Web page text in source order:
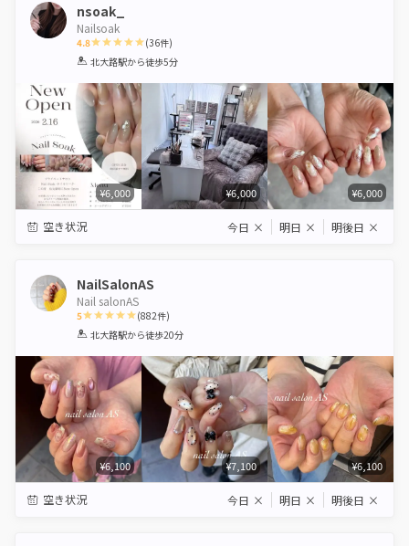
nsoak_
Nailsoak
4.8
1 2 3 4 5
(36件)
北大路駅から徒歩5分
¥6,000 ¥6,000 ¥6,000
空き状況 今日 × 明日 × 明後日 ×
NailSalonAS
Nail salonAS
5
1 2 3 4 5
(882件)
北大路駅から徒歩20分
¥6,100 ¥7,100 ¥6,100
空き状況 今日 × 明日 × 明後日 ×